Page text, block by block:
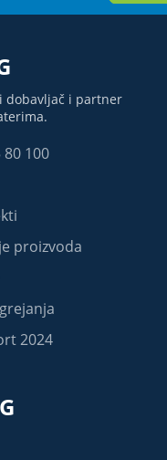
dobavljač i partner
80 100
proizvoda
2024